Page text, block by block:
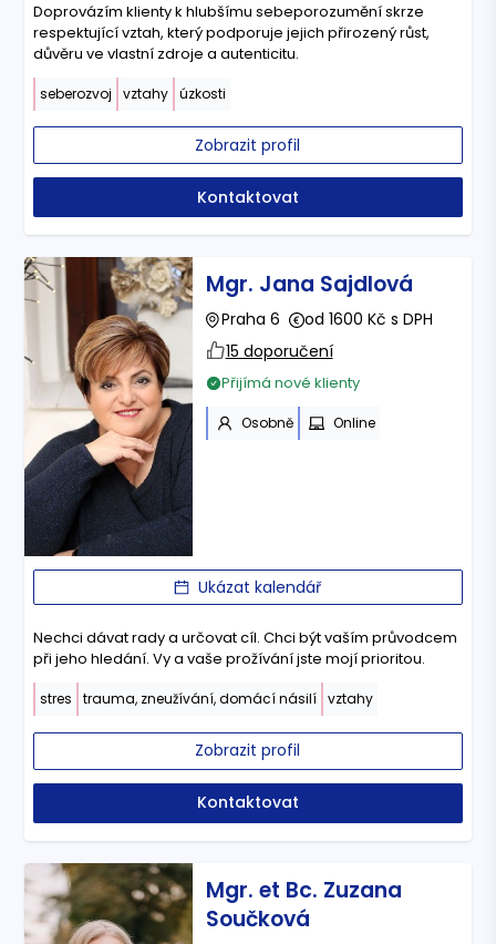
Doprovázím klienty k hlubšímu sebeporozumění skrze
respektující vztah, který podporuje jejich přirozený růst,
důvěru ve vlastní zdroje a autenticitu.
seberozvoj vztahy úzkosti
Zobrazit profil
Kontaktovat
Mgr. Jana Sajdlová
Praha 6
od 1600 Kč s DPH
15 doporučení
Přijímá nové klienty
Osobně Online
Ukázat kalendář
Nechci dávat rady a určovat cíl. Chci být vaším průvodcem
při jeho hledání. Vy a vaše prožívání jste mojí prioritou.
stres trauma, zneužívání, domácí násilí vztahy
Zobrazit profil
Kontaktovat
Mgr. et Bc. Zuzana
Součková